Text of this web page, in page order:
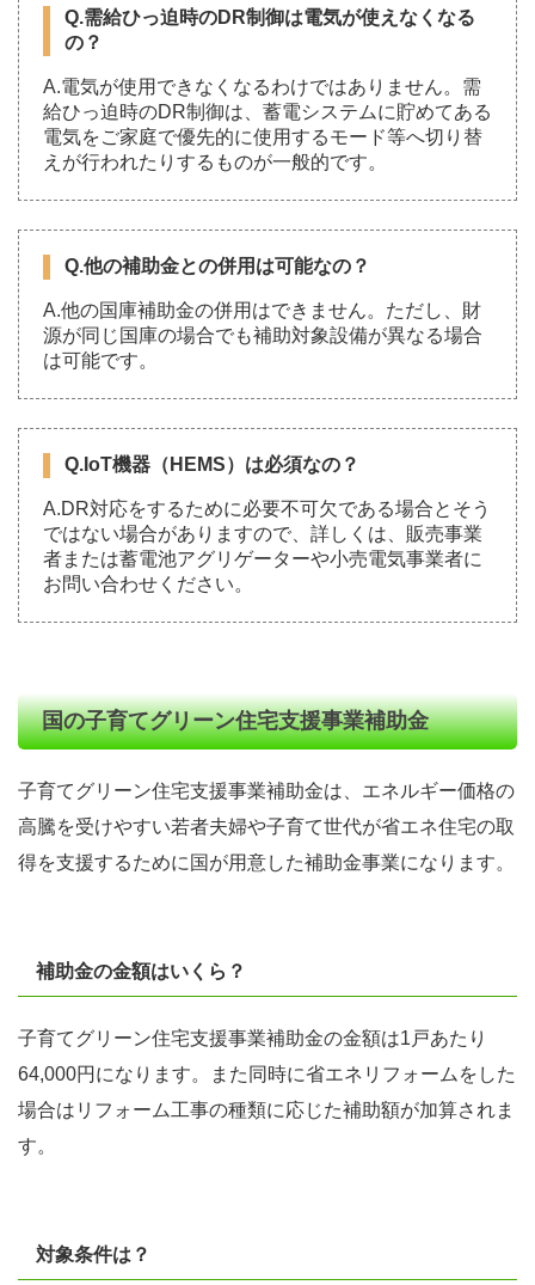
Q.需給ひっ迫時のDR制御は電気が使えなくなる
の？
A.電気が使用できなくなるわけではありません。需
給ひっ迫時のDR制御は、蓄電システムに貯めてある
電気をご家庭で優先的に使用するモード等へ切り替
えが行われたりするものが一般的です。
Q.他の補助金との併用は可能なの？
A.他の国庫補助金の併用はできません。ただし、財
源が同じ国庫の場合でも補助対象設備が異なる場合
は可能です。
Q.IoT機器（HEMS）は必須なの？
A.DR対応をするために必要不可欠である場合とそう
ではない場合がありますので、詳しくは、販売事業
者または蓄電池アグリゲーターや小売電気事業者に
お問い合わせください。
国の子育てグリーン住宅支援事業補助金
子育てグリーン住宅支援事業補助金は、エネルギー価格の
高騰を受けやすい若者夫婦や子育て世代が省エネ住宅の取
得を支援するために国が用意した補助金事業になります。
補助金の金額はいくら？
子育てグリーン住宅支援事業補助金の金額は1戸あたり
64,000円になります。また同時に省エネリフォームをした
場合はリフォーム工事の種類に応じた補助額が加算されま
す。
対象条件は？